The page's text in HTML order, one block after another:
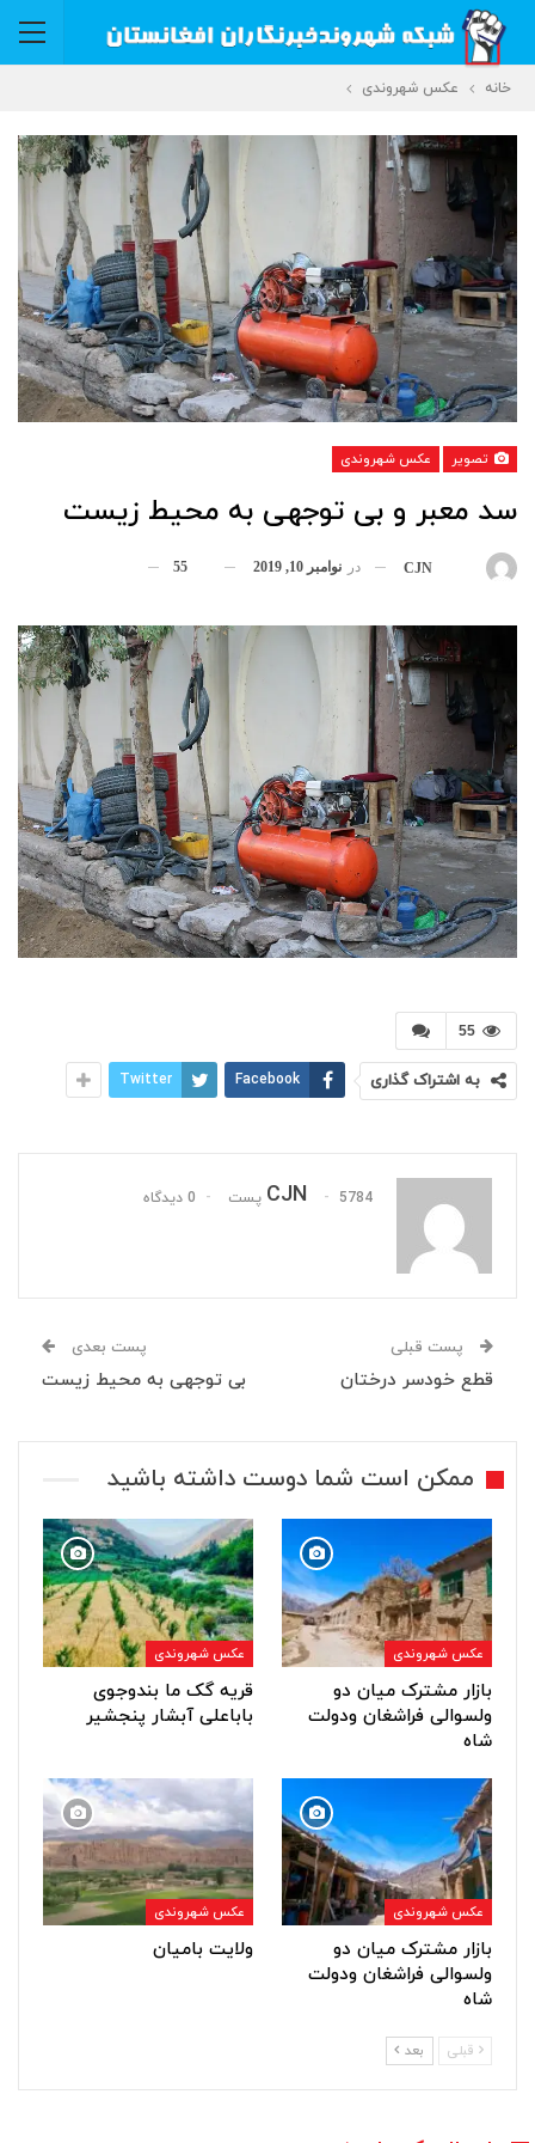
خانه عکس شهروندی
تصویر عکس شهروندی
سد معبر و بی توجهی به محیط زیست
CJN در نوامبر 10, 2019 55
55
به اشتراک گذاری Facebook
Twitter
CJN 5784 پست 0 دیدگاه
پست قبلی
قطع خودسر درختان
پست بعدی
بی توجهی به محیط زیست
ممکن است شما دوست داشته باشید
عکس شهروندی
بازار مشترک میان دو
ولسوالی فراشغان ودولت
شاه
عکس شهروندی
قریه گک ما بندوجوی
باباعلی آبشار پنجشیر
عکس شهروندی
بازار مشترک میان دو
ولسوالی فراشغان ودولت
شاه
عکس شهروندی
ولایت بامیان
قبلی بعد